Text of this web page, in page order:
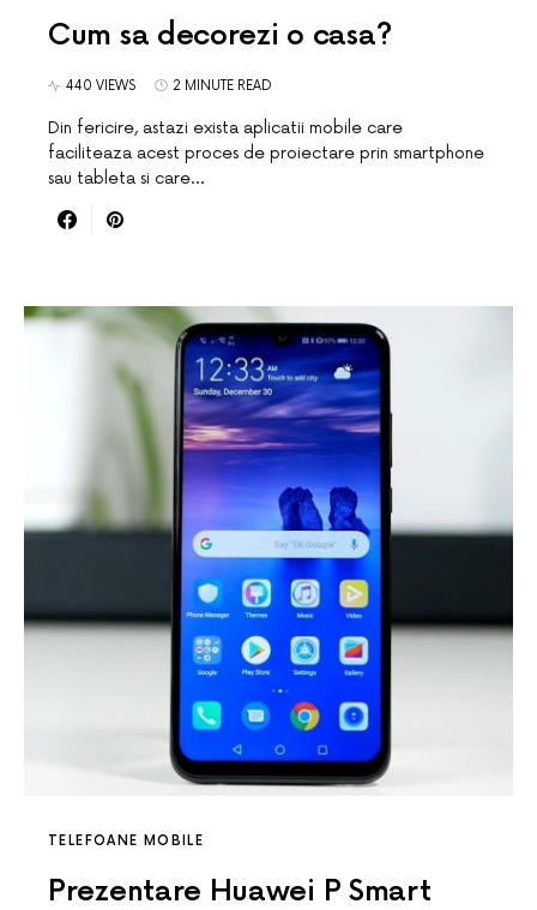
Cum sa decorezi o casa?
440 VIEWS 2 MINUTE READ
Din fericire, astazi exista aplicatii mobile care
faciliteaza acest proces de proiectare prin smartphone
sau tableta si care…
TELEFOANE MOBILE
Prezentare Huawei P Smart